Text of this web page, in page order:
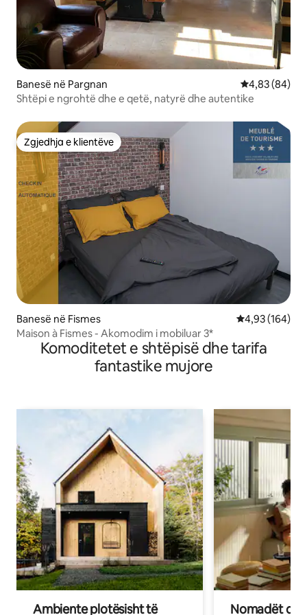
Banesë në Pargnan Vlerësimi
4,83 (84)
Shtëpi e ngrohtë dhe e qetë, natyrë dhe autentike
Zgjedhja e klientëve
Zgjedhja e klientëve
Banesë në Fismes Vlerësimi
4,93 (164)
Maison à Fismes - Akomodim i mobiluar 3*
Komoditetet e shtëpisë dhe tarifa
fantastike mujore
Ambiente plotësisht të Nomadët